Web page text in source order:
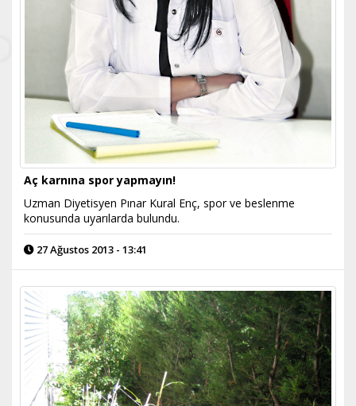
Aç karnına spor yapmayın!
Uzman Diyetisyen Pınar Kural Enç, spor ve beslenme
konusunda uyarılarda bulundu.
27 Ağustos 2013 - 13:41